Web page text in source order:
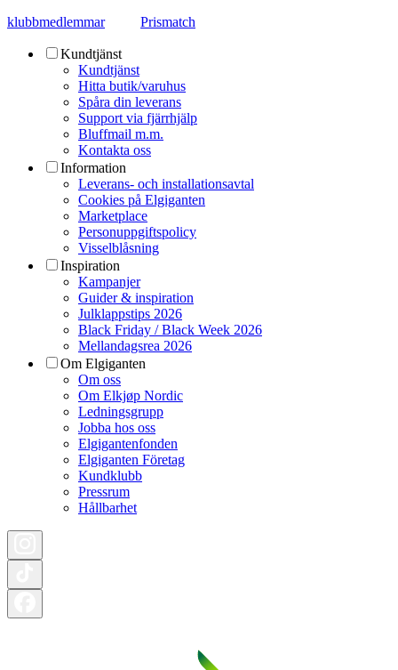
klubbmedlemmar Prismatch
Kundtjänst
Kundtjänst
Hitta butik/varuhus
Spåra din leverans
Support via fjärrhjälp
Bluffmail m.m.
Kontakta oss
Information
Leverans- och installationsavtal
Cookies på Elgiganten
Marketplace
Personuppgiftspolicy
Visselblåsning
Inspiration
Kampanjer
Guider & inspiration
Julklappstips 2026
Black Friday / Black Week 2026
Mellandagsrea 2026
Om Elgiganten
Om oss
Om Elkjøp Nordic
Ledningsgrupp
Jobba hos oss
Elgigantenfonden
Elgiganten Företag
Kundklubb
Pressrum
Hållbarhet